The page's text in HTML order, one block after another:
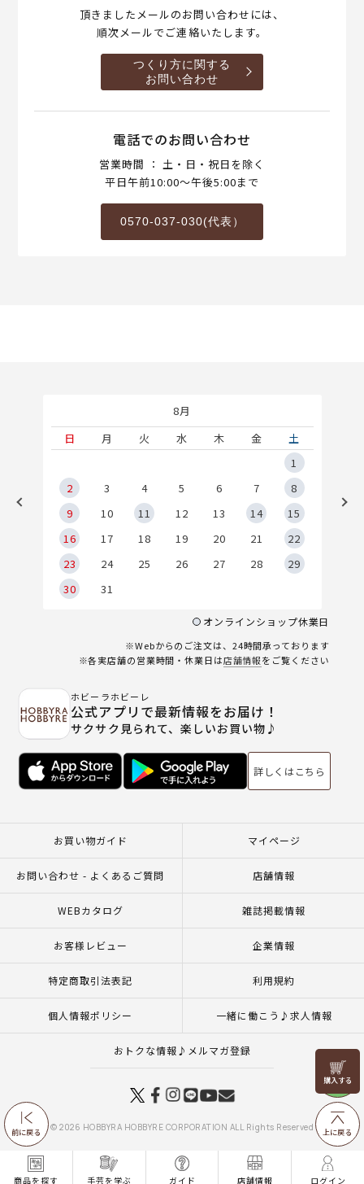
商品を探す 手芸を学ぶ ガイド 店舗情報 ログイン
前に戻る
リリヤン
フェア
上に戻る
頂きましたメールのお問い合わせには、
順次メールでご連絡いたします。
つくり方に関する
お問い合わせ
電話でのお問い合わせ
営業時間 ： 土・日・祝日を除く
平日午前10:00～午後5:00まで
0570-037-030(代表）
8月
日
月 火 水 木 金
土
1
2
3 4 5 6 7
8
9
10 11 12 13 14
15
16
17 18 19 20 21
22
23
24 25 26 27 28
29
30
31
オンラインショップ休業日
※Webからのご注文は、24時間承っております
※各実店舗の営業時間・休業日は店舗情報をご覧ください
ホビーラホビーレ
公式アプリで最新情報をお届け！
サクサク見られて、楽しいお買い物♪
詳しくはこちら
お買い物ガイド マイページ
お問い合わせ - よくあるご質問 店舗情報
WEBカタログ 雑誌掲載情報
お客様レビュー 企業情報
特定商取引法表記 利用規約
個人情報ポリシー 一緒に働こう♪求人情報
おトクな情報♪メルマガ登録
© 2026 HOBBYRA HOBBYRE CORPORATION ALL Rights Reserved